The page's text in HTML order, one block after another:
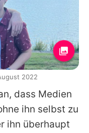
dass Medien
ihn selbst zu
ihn überhaupt
2022